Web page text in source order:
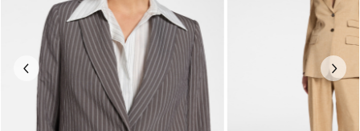
Previous Next